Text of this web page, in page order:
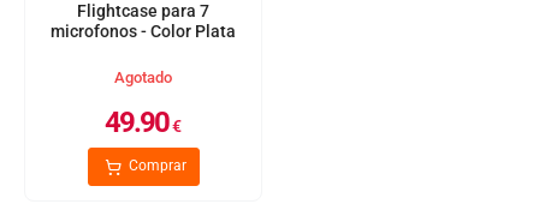
Flightcase para 7
microfonos - Color Plata
Agotado
49.90€
Comprar